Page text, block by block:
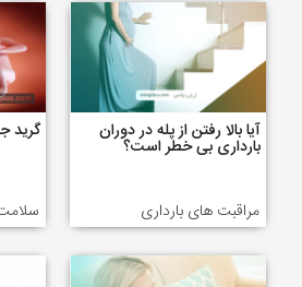
آیا بالا رفتن از پله در دوران
بارداری بی خطر است؟
مراقبت های بارداری